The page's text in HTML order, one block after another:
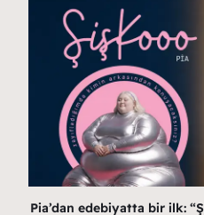
Pia’dan edebiyatta bir ilk: